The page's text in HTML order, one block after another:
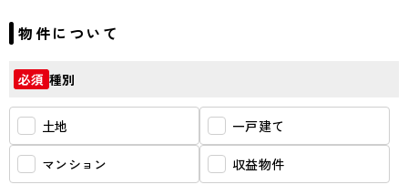
物件について
必須 種別
土地 一戸建て
マンション 収益物件